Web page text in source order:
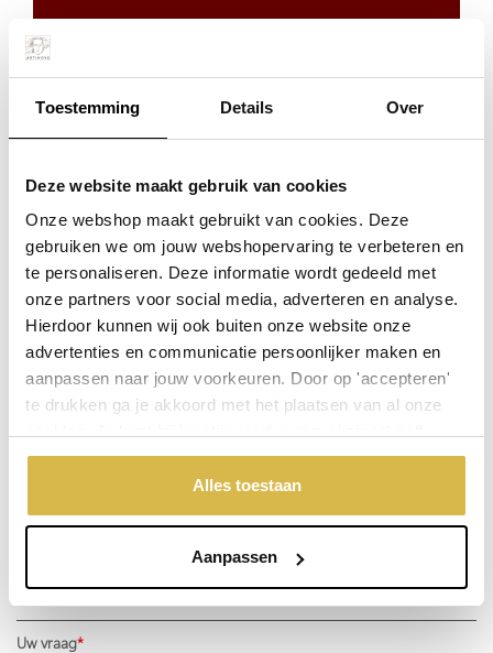
Toestemming Details Over
Deze website maakt gebruik van cookies
Onze webshop maakt gebruikt van cookies. Deze
gebruiken we om jouw webshopervaring te verbeteren en
te personaliseren. Deze informatie wordt gedeeld met
onze partners voor social media, adverteren en analyse.
Hierdoor kunnen wij ook buiten onze website onze
advertenties en communicatie persoonlijker maken en
aanpassen naar jouw voorkeuren. Door op 'accepteren'
te drukken ga je akkoord met het plaatsen van al onze
aangeven welke cookies jouw akkoord krijgen. En door te
'weigeren' worden alleen de functionele cookies
geplaatst. Bekijk onze cookieverklaring voor meer
Alles toestaan
Aanpassen
Waarom BRONS ?
Garantie: 1 jaar
Niet goed, geld terug
Stel een vraag over dit product
Uw naam
Uw vraag